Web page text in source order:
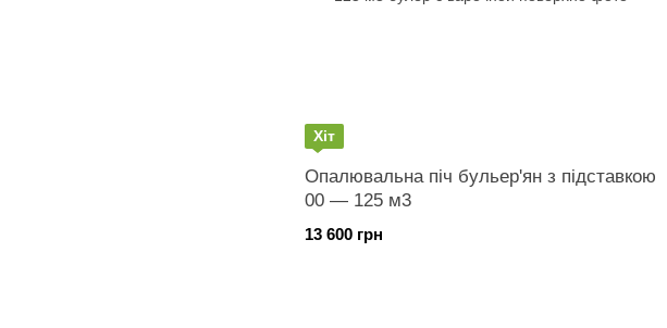
Хіт
Опалювальна піч бульер'ян з підставкою
00 — 125 м3
13 600 грн